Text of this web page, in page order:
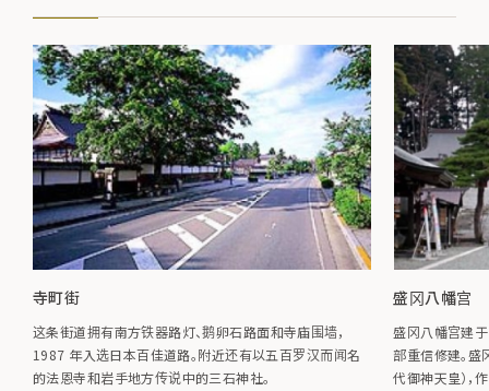
寺町街
这条街道拥有南方铁器路灯、鹅卵石路面和寺庙围墙，
1987 年入选日本百佳道路。附近还有以五百罗汉而闻名
的法恩寺和岩手地方传说中的三石神社。
盛冈八幡宫
盛冈八幡宫建于
部重信修建。
代御神天皇），